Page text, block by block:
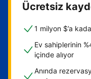
Ücretsiz
1 milyon $’a
Ev sahiplerinin
içinde alıyor
Anında